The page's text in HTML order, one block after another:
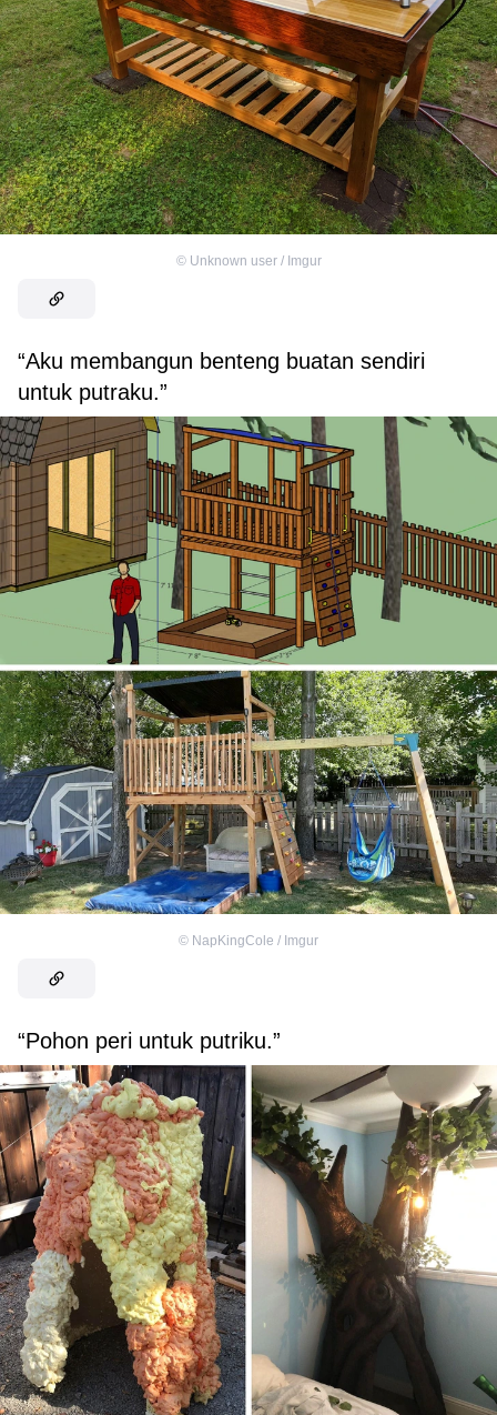
© Unknown user / Imgur
“Aku membangun benteng buatan sendiri
untuk putraku.”
© NapKingCole / Imgur
“Pohon peri untuk putriku.”